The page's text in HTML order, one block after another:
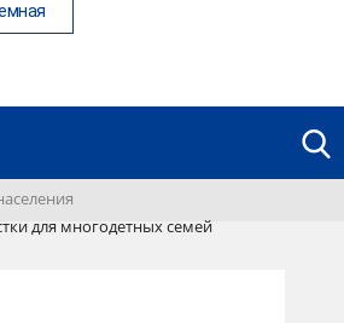
для многодетных семей